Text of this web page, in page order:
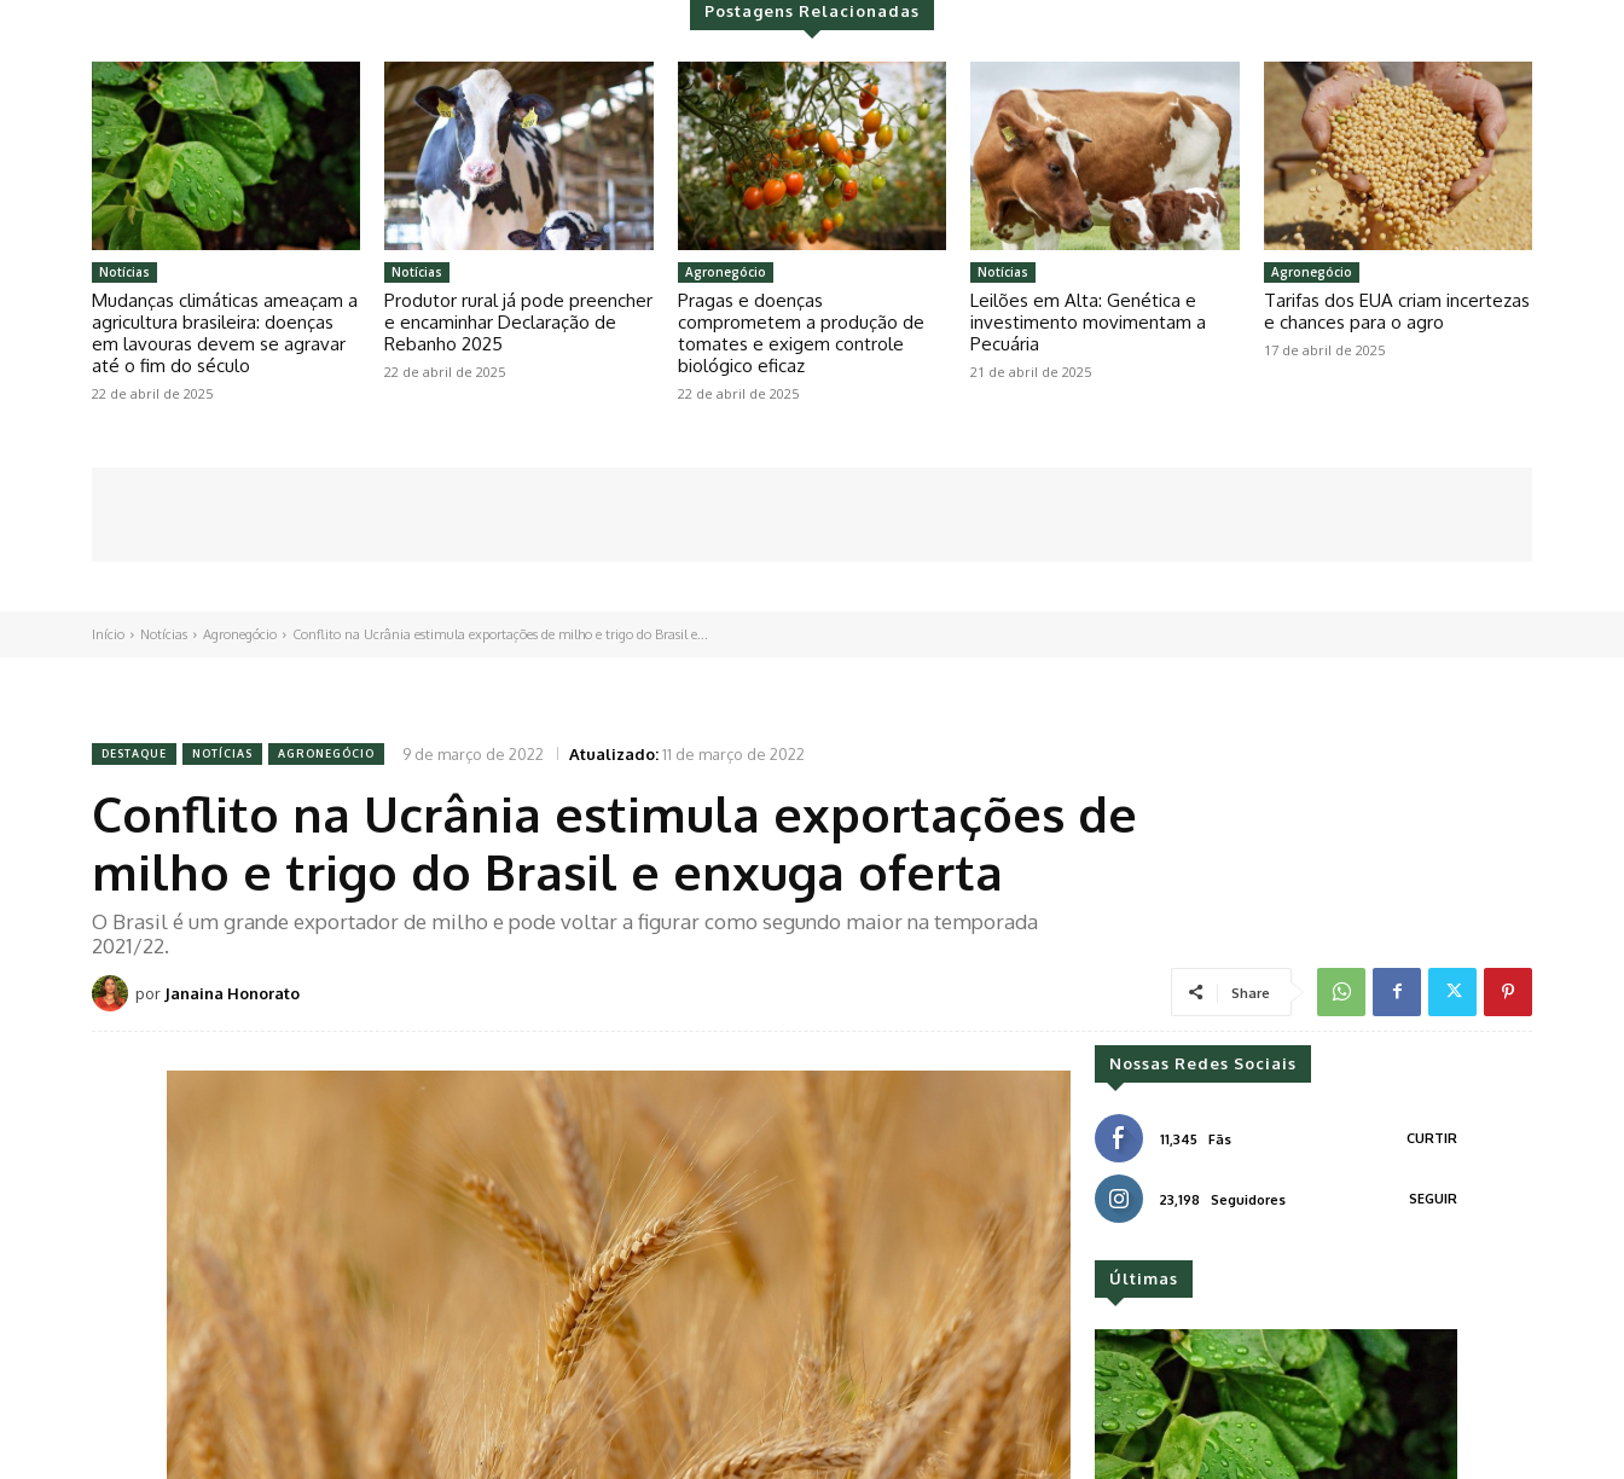
Postagens Relacionadas
Notícias
Mudanças climáticas ameaçam a
agricultura brasileira: doenças
em lavouras devem se agravar
até o fim do século
22 de abril de 2025
Notícias
Produtor rural já pode preencher
e encaminhar Declaração de
Rebanho 2025
22 de abril de 2025
Agronegócio
Pragas e doenças
comprometem a produção de
tomates e exigem controle
biológico eficaz
22 de abril de 2025
Notícias
Leilões em Alta: Genética e
investimento movimentam a
Pecuária
21 de abril de 2025
Agronegócio
Tarifas dos EUA criam incertezas
e chances para o agro
17 de abril de 2025